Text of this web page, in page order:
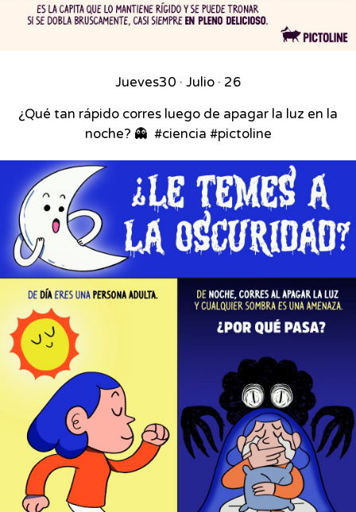
Jueves30 · Julio · 26
¿Qué tan rápido corres luego de apagar la luz en la
noche? 👻⁣ ⁣ #ciencia #pictoline